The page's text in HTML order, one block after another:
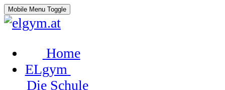
Mobile Menu Toggle
Home
ELgym
Die Schule